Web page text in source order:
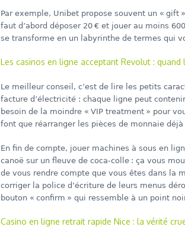
Par exemple, Unibet propose souvent un « gift
faut d’abord déposer 20 € et jouer au moins
se transforme en un labyrinthe de termes qui
Les casinos en ligne acceptant Revolut :
Le meilleur conseil, c’est de lire les petits
facture d’électricité : chaque ligne peut
besoin de la moindre « VIP treatment » pour
font que réarranger les pièces de monnaie
En fin de compte, jouer machines à sous en
canoë sur un fleuve de coca‑colle : ça vous
de vous rendre compte que vous êtes dans la
corriger la police d’écriture de leurs menus
bouton « confirm » qui ressemble à un point
Casino en ligne retrait rapide Nice : la vérité